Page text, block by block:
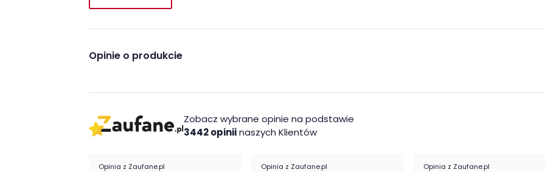
Opinie o produkcie
Zobacz wybrane opinie na podstawie
3442 opiniinaszych Klientów
Opinia z Zaufane.pl Opinia z Zaufane.pl Opinia z Zaufane.pl